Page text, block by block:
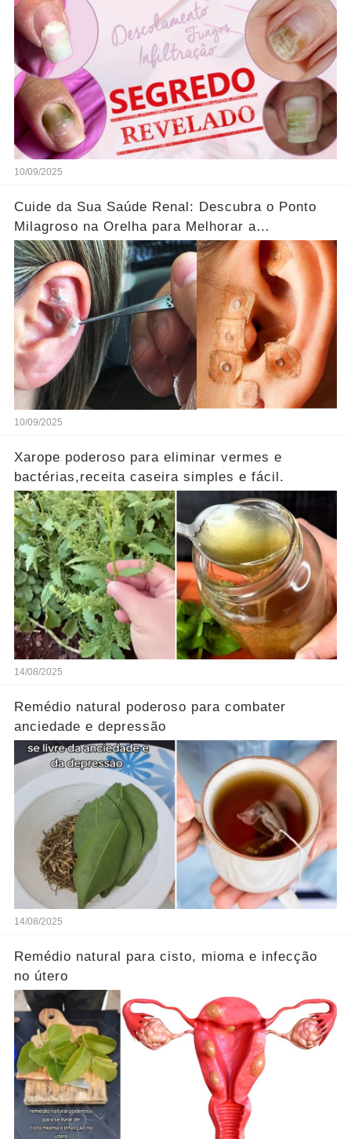
10/09/2025
Cuide da Sua Saúde Renal: Descubra o Ponto
Milagroso na Orelha para Melhorar a
Circulação!...Ver mais
10/09/2025
Xarope poderoso para eliminar vermes e
bactérias,receita caseira simples e fácil.
14/08/2025
Remédio natural poderoso para combater
anciedade e depressão
14/08/2025
Remédio natural para cisto, mioma e infecção
no útero